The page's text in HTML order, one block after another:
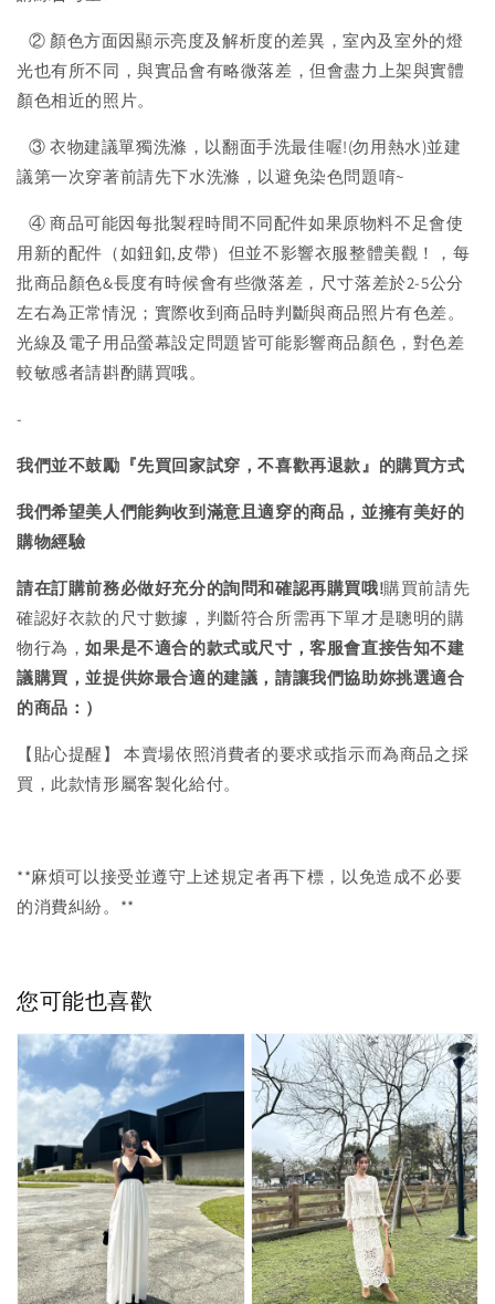
② 顏色方面因顯示亮度及解析度的差異，室內及室外的燈
光也有所不同，與實品會有略微落差，但會盡力上架與實體
顏色相近的照片。
③ 衣物建議單獨洗滌，以翻面手洗最佳喔!(勿用熱水)並建
議第一次穿著前請先下水洗滌，以避免染色問題唷~
④ 商品可能因每批製程時間不同配件如果原物料不足會使
用新的配件（如鈕釦,皮帶）但並不影響衣服整體美觀！，每
批商品顏色&長度有時候會有些微落差，尺寸落差於2-5公分
左右為正常情況；實際收到商品時判斷與商品照片有色差。
光線及電子用品螢幕設定問題皆可能影響商品顏色，對色差
較敏感者請斟酌購買哦。
-
我們並不鼓勵『先買回家試穿，不喜歡再退款』的購買方式
我們希望美人們能夠收到滿意且適穿的商品，並擁有美好的
購物經驗
請在訂購前務必做好充分的詢問和確認再購買哦!購買前請先
確認好衣款的尺寸數據，判斷符合所需再下單才是聰明的購
物行為，如果是不適合的款式或尺寸，客服會直接告知不建
議購買，並提供妳最合適的建議，請讓我們協助妳挑選適合
的商品：）
【貼心提醒】 本賣場依照消費者的要求或指示而為商品之採
買，此款情形屬客製化給付。
**麻煩可以接受並遵守上述規定者再下標，以免造成不必要
的消費糾紛。**
您可能也喜歡